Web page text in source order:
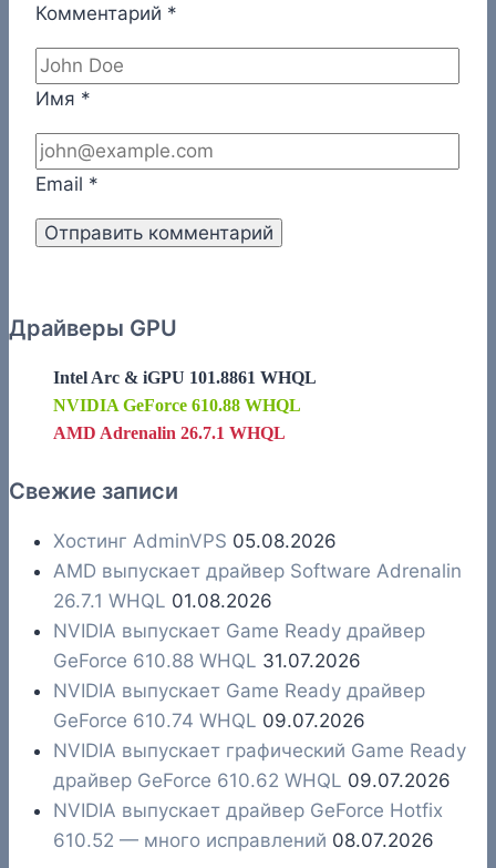
Комментарий *
Имя *
Email *
Драйверы GPU
Intel Arc & iGPU 101.8861 WHQL
NVIDIA GeForce 610.88 WHQL
AMD Adrenalin 26.7.1 WHQL
Свежие записи
Хостинг AdminVPS 05.08.2026
AMD выпускает драйвер Software Adrenalin
26.7.1 WHQL 01.08.2026
NVIDIA выпускает Game Ready драйвер
GeForce 610.88 WHQL 31.07.2026
NVIDIA выпускает Game Ready драйвер
GeForce 610.74 WHQL 09.07.2026
NVIDIA выпускает графический Game Ready
драйвер GeForce 610.62 WHQL 09.07.2026
NVIDIA выпускает драйвер GeForce Hotfix
610.52 — много исправлений 08.07.2026